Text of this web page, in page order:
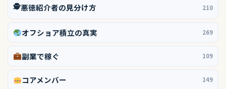
🕵️悪徳紹介者の見分け方 210
オフショア積立の真実 269
副業で稼ぐ 109
コアメンバー 149